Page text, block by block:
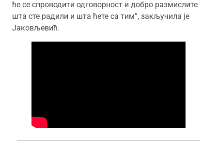
ће се спроводити одговорност и добро размислите
шта сте радили и шта ћете са тим”, закључила је
Јаковљевић.